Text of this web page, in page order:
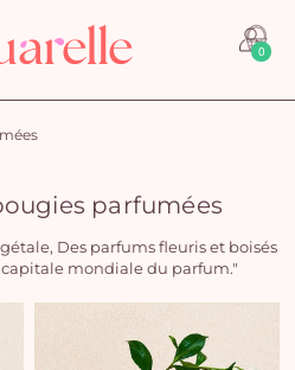
0
parfumées
Des parfums fleuris et boisés
capitale mondiale du parfum."